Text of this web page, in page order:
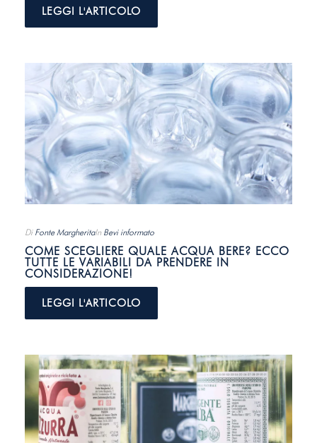
LEGGI L'ARTICOLO
Di Fonte MargheritaIn Bevi informato
COME SCEGLIERE QUALE ACQUA BERE? ECCO
TUTTE LE VARIABILI DA PRENDERE IN
CONSIDERAZIONE!
LEGGI L'ARTICOLO